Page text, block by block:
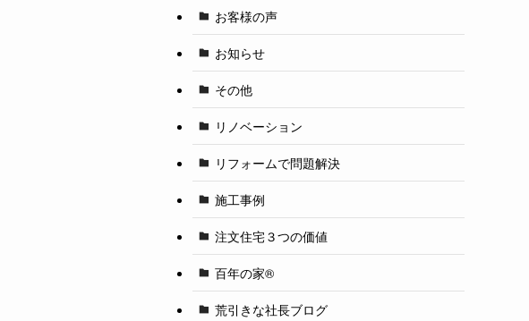
お客様の声
お知らせ
その他
リノベーション
リフォームで問題解決
施工事例
注文住宅３つの価値
百年の家®️
荒引きな社長ブログ